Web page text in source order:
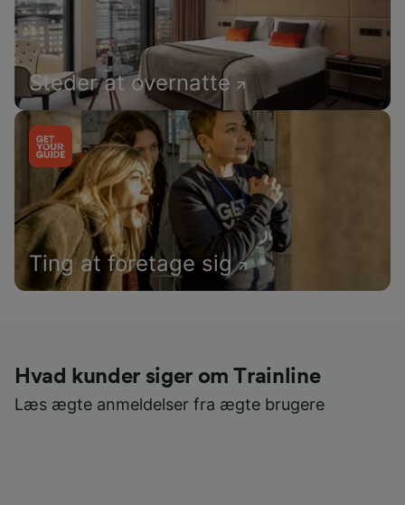
Steder at overnatte
Ting at foretage sig
Hvad kunder siger om Trainline
Læs ægte anmeldelser fra ægte brugere